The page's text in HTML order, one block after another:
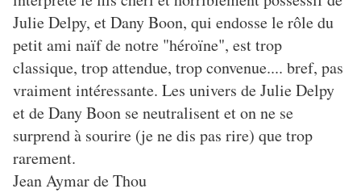
Julie Delpy, et Dany Boon, qui endosse le rôle du
petit ami naïf de notre "héroïne", est trop
classique, trop attendue, trop convenue.... bref, pas
vraiment intéressante. Les univers de Julie Delpy
et de Dany Boon se neutralisent et on ne se
surprend à sourire (je ne dis pas rire) que trop
rarement.
Jean Aymar de Thou